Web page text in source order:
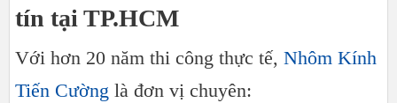
tín tại TP.HCM
Với hơn 20 năm thi công thực tế, Nhôm Kính
Tiến Cường là đơn vị chuyên: